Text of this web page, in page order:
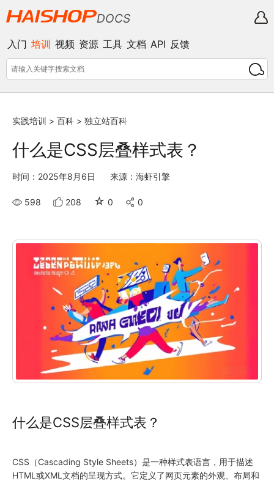
DOCS
入门 培训 视频 资源 工具 文档 API 反馈
实践培训 > 百科 > 独立站百科
什么是CSS层叠样式表？
时间：2025年8月6日 来源：海虾引擎
598 208 ☆ 0 0
什么是CSS层叠样式表？
CSS（Cascading Style Sheets）是一种样式表语言，用于描述
HTML或XML文档的呈现方式。它定义了网页元素的外观、布局和